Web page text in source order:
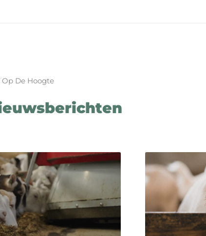
Op De Hoogte